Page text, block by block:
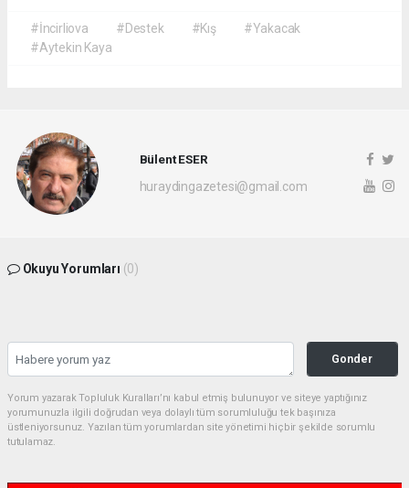
#İncirliova #Destek #Kış
#Yakacak
#Aytekin Kaya
Bülent ESER
huraydingazetesi@gmail.com
Okuyu Yorumları (0)
Gonder
Yorum yazarak Topluluk Kuralları’nı kabul etmiş bulunuyor ve siteye yaptığınız
yorumunuzla ilgili doğrudan veya dolaylı tüm sorumluluğu tek başınıza
üstleniyorsunuz. Yazılan tüm yorumlardan site yönetimi hiçbir şekilde sorumlu
tutulamaz.